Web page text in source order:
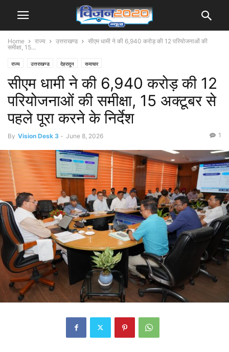
Home राज्य उत्तराखण्ड
सीएम धामी ने की 6,940 करोड़ की 12 परियोजनाओं की
समीक्षा, 15...
राज्य उत्तराखण्ड देहरादून समाचार
सीएम धामी ने की 6,940 करोड़ की 12
परियोजनाओं की समीक्षा, 15 अक्टूबर से
पहले पूरा करने के निर्देश
By Vision Desk 3 - June 8, 2026 1